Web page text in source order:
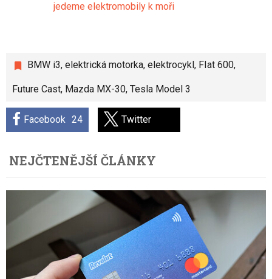
jedeme elektromobily k moři
BMW i3, elektrická motorka, elektrocykl , FIat 600,
Future Cast, Mazda MX-30, Tesla Model 3
Facebook 24 Twitter
NEJČTENĚJŠÍ ČLÁNKY